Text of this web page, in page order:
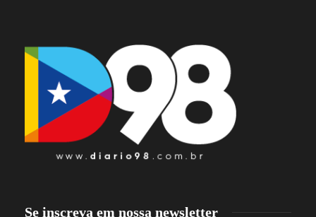
Se inscreva em nossa newsletter